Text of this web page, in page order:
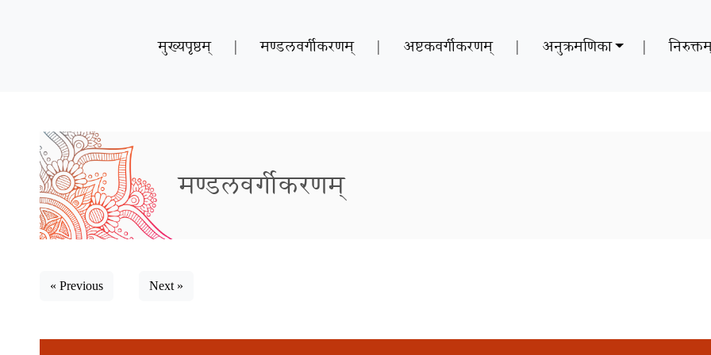
मुख्यपृष्ठम् | मण्डलवर्गीकरणम् | अष्टकवर्गीकरणम् | अनुक्रमणिका |
मण्डलवर्गीकरणम्
« Previous Next »